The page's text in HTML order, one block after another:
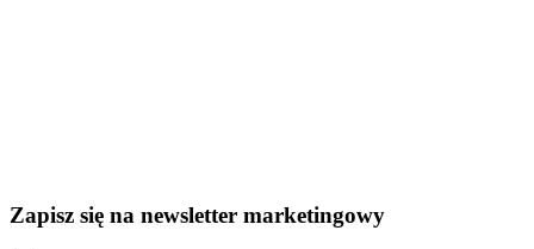
Zapisz się na newsletter marketingowy